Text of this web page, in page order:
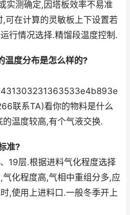
实测确定,因塔板效率不易准
可在计算的灵敏板上下设置若
行情况选择.精馏段温度控制.
温度分布是怎么样的?
联系TA)看你的物料是什么
温度较高,有个气液交换.
准?
19层.根据进料气化程度选择
化程度高,气相中重组分多,应
,使用上进料口.一般冬季开上